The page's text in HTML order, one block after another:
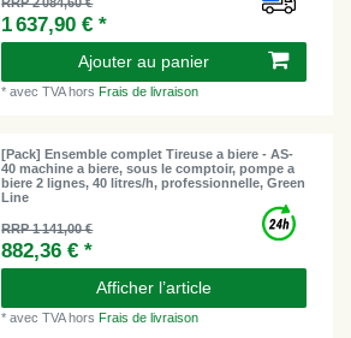
RRP 2 084,60 €
1 637,90 € *
Ajouter au panier
*avec TVAhors Frais de livraison
[Pack] Ensemble complet Tireuse a biere - AS-
40 machine a biere, sous le comptoir, pompe a
biere 2 lignes, 40 litres/h, professionnelle, Green
Line
RRP 1 141,00 €
882,36 € *
Afficher l’article
*avec TVAhorsFrais de livraison